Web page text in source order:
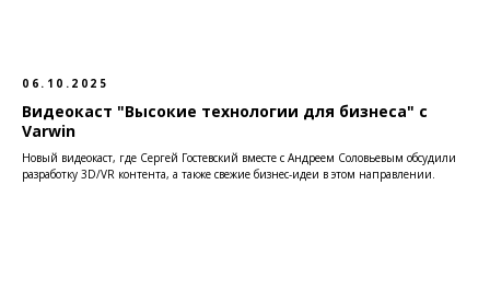
06.10.2025
Видеокаст "Высокие технологии для бизнеса" с
Varwin
Новый видеокаст, где Сергей Гостевский вместе с Андреем Соловьевым обсудили
разработку 3D/VR контента, а также свежие бизнес-идеи в этом направлении.